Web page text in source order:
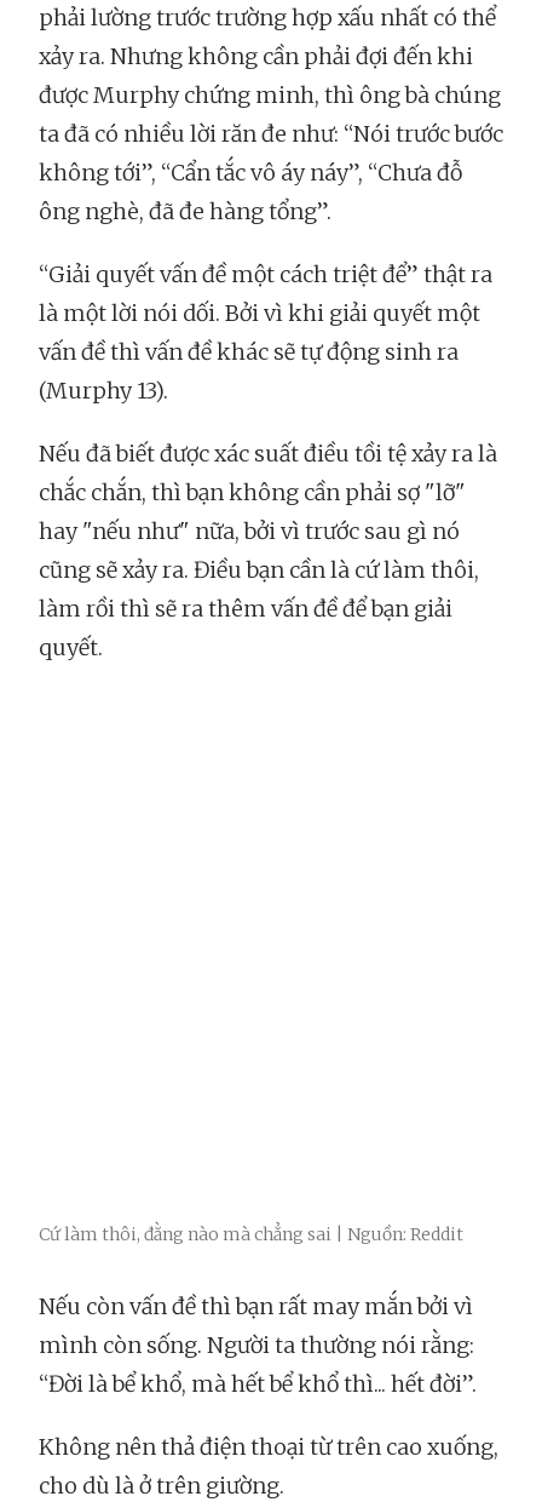
phải lường trước trường hợp xấu nhất có thể
xảy ra. Nhưng không cần phải đợi đến khi
được Murphy chứng minh, thì ông bà chúng
ta đã có nhiều lời răn đe như: “Nói trước bước
không tới”, “Cẩn tắc vô áy náy”, “Chưa đỗ
ông nghè, đã đe hàng tổng”.
“Giải quyết vấn đề một cách triệt để” thật ra
là một lời nói dối. Bởi vì khi giải quyết một
vấn đề thì vấn đề khác sẽ tự động sinh ra
(Murphy 13).
Nếu đã biết được xác suất điều tồi tệ xảy ra là
chắc chắn, thì bạn không cần phải sợ "lỡ"
hay "nếu như" nữa, bởi vì trước sau gì nó
cũng sẽ xảy ra. Điều bạn cần là cứ làm thôi,
làm rồi thì sẽ ra thêm vấn đề để bạn giải
quyết.
Cứ làm thôi, đằng nào mà chẳng sai | Nguồn: Reddit
Nếu còn vấn đề thì bạn rất may mắn bởi vì
mình còn sống. Người ta thường nói rằng:
“Đời là bể khổ, mà hết bể khổ thì... hết đời”.
Không nên thả điện thoại từ trên cao xuống,
cho dù là ở trên giường.